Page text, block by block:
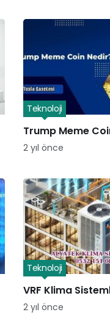
Trump Meme
Teknoloji
2 yıl önce
VRF Klima
Teknoloji
2 yıl önce